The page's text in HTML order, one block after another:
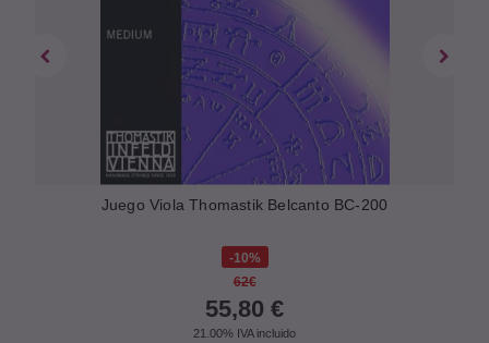
Juego Viola Thomastik Belcanto BC-200
10%
62€
55,80 €
21.00% IVA incluido